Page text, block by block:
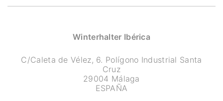
Winterhalter Ibérica
C/Caleta de Vélez, 6. Polígono Industrial Santa
Cruz
29004 Málaga
ESPAÑA